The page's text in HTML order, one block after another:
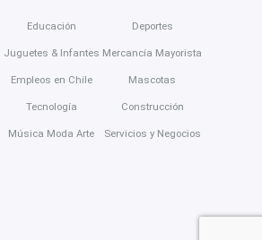
Educación
Juguetes & Infantes
Empleos en Chile
Tecnología
Música Moda Arte
Deportes
Mercancía Mayorista
Mascotas
Construcción
Servicios y Negocios